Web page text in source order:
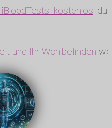
kostenlos
und Ihr Wohlbefinden